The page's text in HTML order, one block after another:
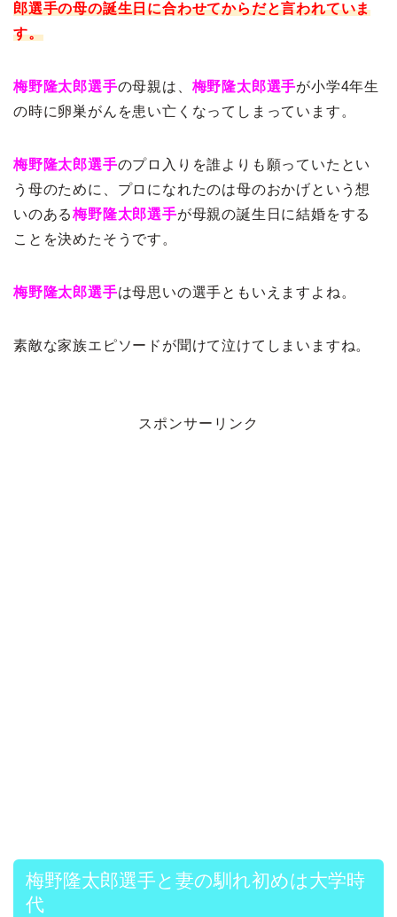
郎選手の母の誕生日に合わせてからだと言われていま
す。
梅野隆太郎選手の母親は、 梅野隆太郎選手が小学4年生
の時に卵巣がんを患い亡くなってしまっています。
梅野隆太郎選手のプロ入りを誰よりも願っていたとい
う母のために、プロになれたのは母のおかげという想
いのある梅野隆太郎選手が母親の誕生日に結婚をする
ことを決めたそうです。
梅野隆太郎選手は母思いの選手ともいえますよね。
素敵な家族エピソードが聞けて泣けてしまいますね。
スポンサーリンク
梅野隆太郎選手と妻の馴れ初めは大学時
代